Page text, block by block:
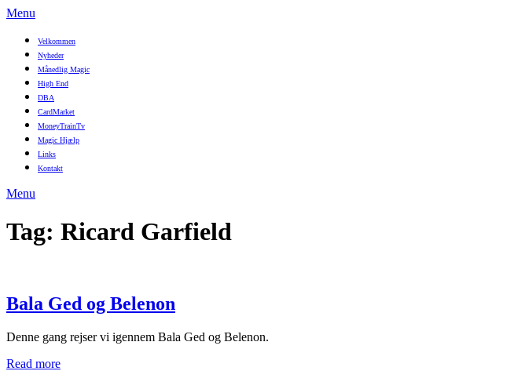
Menu
Velkommen
Nyheder
Månedlig Magic
High End
DBA
CardMarket
MoneyTrainTv
Magic Hjælp
Links
Kontakt
Menu
Tag: Ricard Garfield
Bala Ged og Belenon
Denne gang rejser vi igennem Bala Ged og Belenon.
Read more